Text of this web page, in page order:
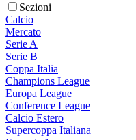
Sezioni
Calcio
Mercato
Serie A
Serie B
Coppa Italia
Champions League
Europa League
Conference League
Calcio Estero
Supercoppa Italiana